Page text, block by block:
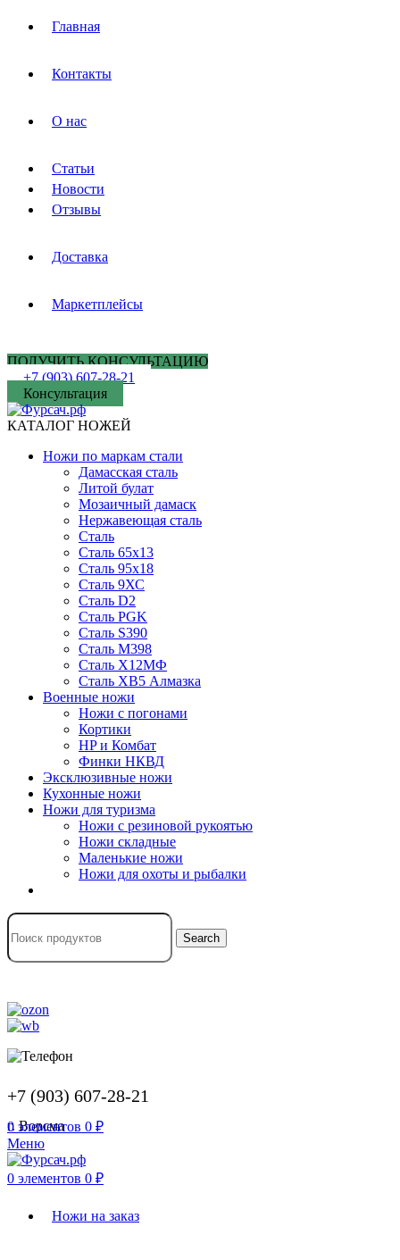
Главная
Контакты
О нас
Статьи
Новости
Отзывы
Доставка
Маркетплейсы
ПОЛУЧИТЬ КОНСУЛЬТАЦИЮ
+7 (903) 607-28-21
Консультация
КАТАЛОГ НОЖЕЙ
Ножи по маркам стали
Дамасская сталь
Литой булат
Мозаичный дамаск
Нержавеющая сталь
Сталь
Сталь 65х13
Сталь 95х18
Сталь 9ХС
Сталь D2
Сталь PGK
Сталь S390
Сталь M398
Сталь Х12МФ
Сталь ХВ5 Алмазка
Военные ножи
Ножи с погонами
Кортики
HP и Комбат
Финки НКВД
Эксклюзивные ножи
Кухонные ножи
Ножи для туризма
Ножи с резиновой рукоятью
Ножи складные
Маленькие ножи
Ножи для охоты и рыбалки
Search
+7 (903) 607-28-21
г. Ворсма
0 элементов 0 ₽
Меню
0 элементов 0 ₽
Ножи на заказ